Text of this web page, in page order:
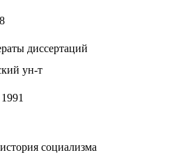
диссертаций
ун-т
социализма